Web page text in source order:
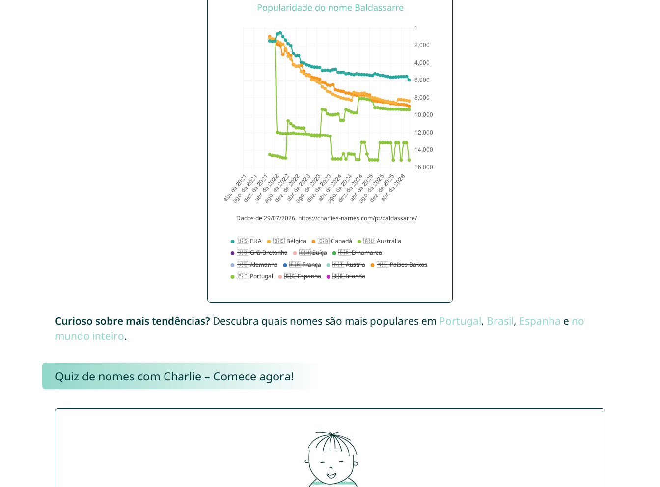
Curioso sobre mais tendências? Descubra quais nomes são mais populares em Portugal, Brasil, Espanha e no
mundo inteiro.
Quiz de nomes com Charlie – Comece agora!